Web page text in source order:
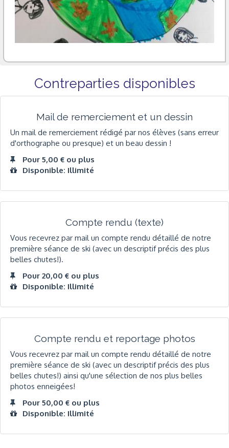
Contreparties disponibles
Mail de remerciement et un dessin
Un mail de remerciement rédigé par nos élèves (sans erreur
d'orthographe ou presque) et un beau dessin !
Pour 5,00 € ou plus
Disponible: Illimité
Compte rendu (texte)
Vous recevrez par mail un compte rendu détaillé de notre
première séance de ski (avec un descriptif précis des plus
belles chutes!).
Pour 20,00 € ou plus
Disponible: Illimité
Compte rendu et reportage photos
Vous recevrez par mail un compte rendu détaillé de notre
première séance de ski (avec un descriptif précis des plus
belles chutes!) ainsi qu'une sélection de nos plus belles
photos enneigées!
Pour 50,00 € ou plus
Disponible: Illimité